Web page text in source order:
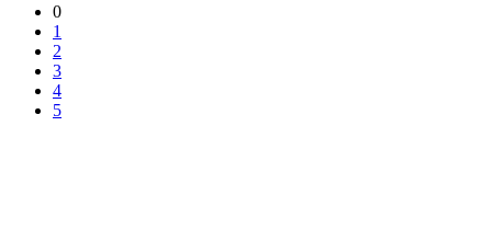
0
1
2
3
4
5